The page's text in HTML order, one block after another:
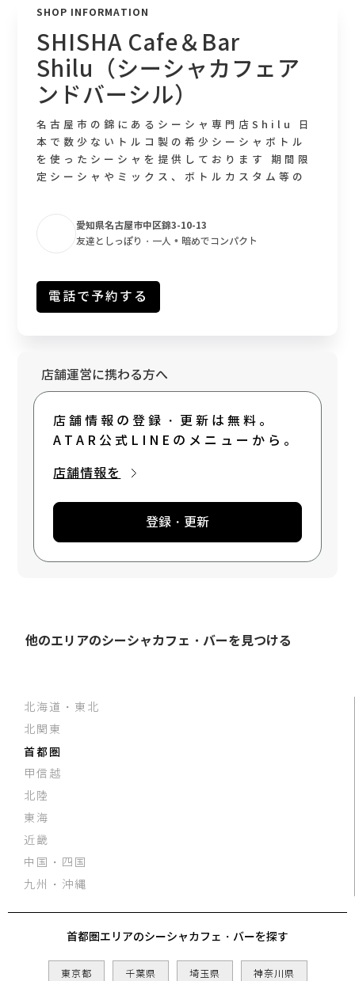
SHOP INFORMATION
SHISHA Cafe＆Bar
Shilu（シーシャカフェア
ンドバーシル）
名古屋市の錦にあるシーシャ専門店Shilu 日
本で数少ないトルコ製の希少シーシャボトル
を使ったシーシャを提供しております 期間限
定シーシャやミックス、ボトルカスタム等の
ンフルエンサー等が通うシーシャ屋さんとな
っております ShiLuのシーシャ は、見た目
だけでなく味も抜群に美味しいです！ アメリ
バーも揃えています！ ハイクオリティーなシ
ーシャを味わえるお店になります 名古屋 市中
区 錦、 栄 付近で シーシャバー をお探しの
愛知県名古屋市中区錦3-10-13
友達としっぽり・一人 • 暗めでコンパクト
電話で予約する
店舗運営に携わる方へ
店舗情報の登録・更新は無料。
ATAR公式LINEのメニューから。
店舗情報を
登録・更新
他のエリアのシーシャカフェ・バーを見つける
北海道・東北
北関東
首都圏
甲信越
北陸
東海
近畿
中国・四国
九州・沖縄
首都圏エリアのシーシャカフェ・バーを探す
東京都 千葉県 埼玉県 神奈川県